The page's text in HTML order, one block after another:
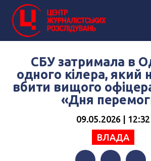
СБУ затримала в
одного кілера, який
вбити вищого
«Дня
09.05.2026 | 12:32
ВЛАДА